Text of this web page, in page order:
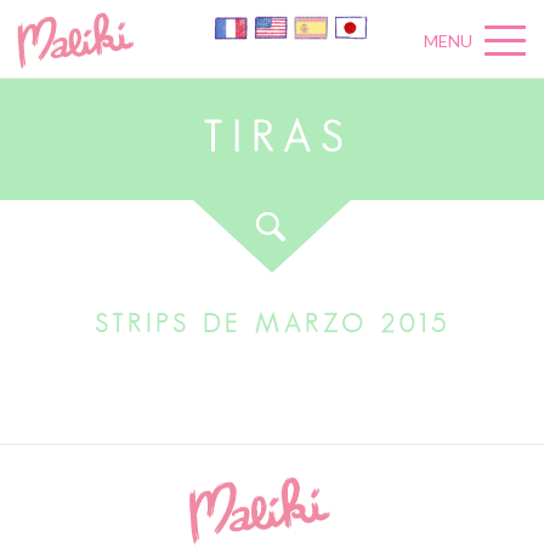
MENU
R A S
STRIPS DE MARZO 2015